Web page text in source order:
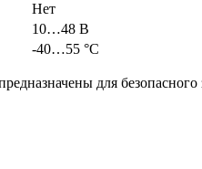
Нет
10…48 В
-40…55 °C
для